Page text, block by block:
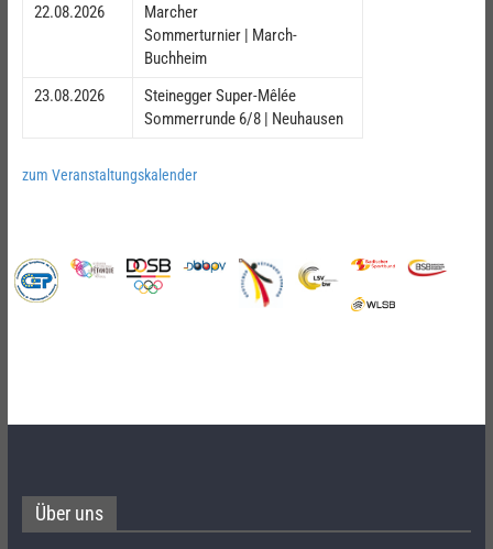
22.08.2026
Marcher
Sommerturnier | March-
Buchheim
23.08.2026
Steinegger Super-Mêlée
Sommerrunde 6/8 | Neuhausen
zum Veranstaltungskalender
Über uns